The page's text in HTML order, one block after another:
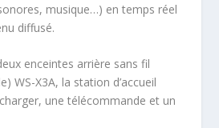
musique…) en temps réel
diffusé.
enceintes arrière sans fil
WS-X3A, la station d’accueil
une télécommande et un